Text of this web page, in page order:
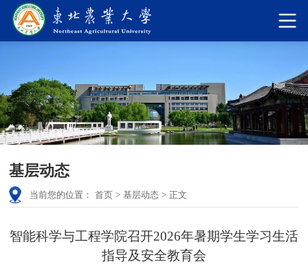
基层动态
当前您的位置： 首页 > 基层动态 > 正文
智能科学与工程学院召开2026年暑期学生学习生活
指导及安全教育会